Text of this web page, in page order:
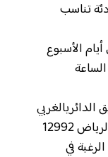
تناسب
الأسبوع
في 2930 الطريق الدائريالغربي
الفرعي بمنطقة ظهرة نمار في ندينة الرياض 12992
في